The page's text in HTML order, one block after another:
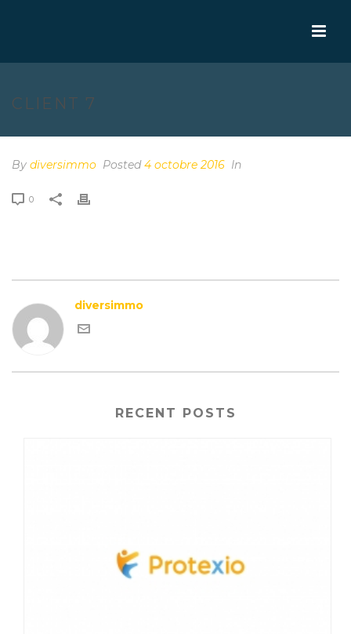
CLIENT 7
By diversimmo Posted4 octobre 2016 In
0
diversimmo
RECENT POSTS